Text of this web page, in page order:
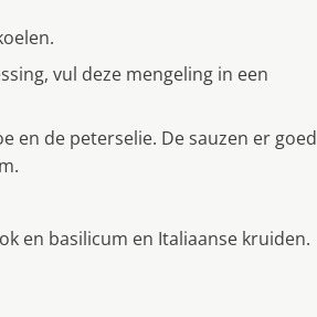
vul deze mengeling in een
en de peterselie. De sauzen er goed
en basilicum en Italiaanse kruiden.